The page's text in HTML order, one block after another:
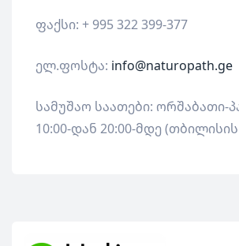
ფაქსი: + 995 322 399-377
ელ.ფოსტა: info@naturopath.ge
სამუშაო საათები: ორშაბათი-
10:00-დან 20:00-მდე